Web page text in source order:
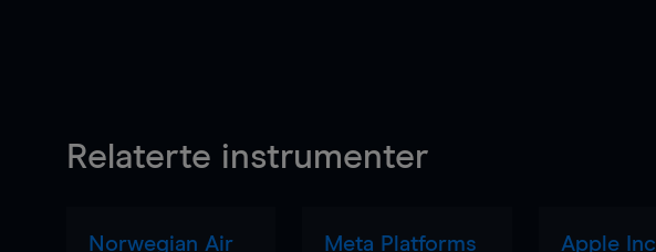
Relaterte instrumenter
Norwegian Air
Meta Platforms
Apple Inc